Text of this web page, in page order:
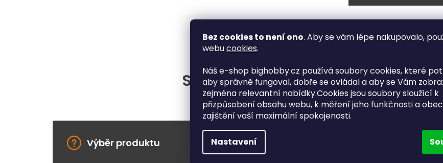
Bez cookies to není ono. Aby se vám lépe nakupovalo,
webucookies.
Náš e-shop bighobby.cz používá soubory cookies, které
aby správně fungoval, dobře se ovládal a aby se Vám
zejména relevantní nabídky.Cookies jsou soubory sloužící k
přizpůsobení obsahu webu, k měření jeho funkčnosti a
zajištění vaší maximální spokojenosti.
Nastavení
Situace, které řešíte při nákupu
Nakupujte bez obav
Výběr produktu